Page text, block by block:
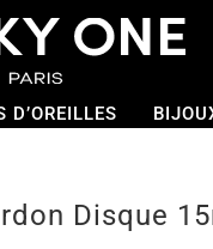
D’OREILLES
Disque